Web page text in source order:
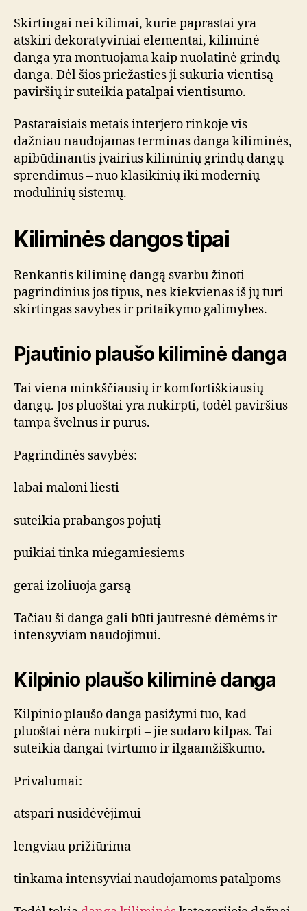
Skirtingai nei kilimai, kurie paprastai yra
atskiri dekoratyviniai elementai, kiliminė
danga yra montuojama kaip nuolatinė grindų
danga. Dėl šios priežasties ji sukuria vientisą
paviršių ir suteikia patalpai vientisumo.
Pastaraisiais metais interjero rinkoje vis
dažniau naudojamas terminas danga kiliminės,
apibūdinantis įvairius kiliminių grindų dangų
sprendimus – nuo klasikinių iki modernių
modulinių sistemų.
Kiliminės dangos tipai
Renkantis kiliminę dangą svarbu žinoti
pagrindinius jos tipus, nes kiekvienas iš jų turi
skirtingas savybes ir pritaikymo galimybes.
Pjautinio plaušo kiliminė danga
Tai viena minkščiausių ir komfortiškiausių
dangų. Jos pluoštai yra nukirpti, todėl paviršius
tampa švelnus ir purus.
Pagrindinės savybės:
labai maloni liesti
suteikia prabangos pojūtį
puikiai tinka miegamiesiems
gerai izoliuoja garsą
Tačiau ši danga gali būti jautresnė dėmėms ir
intensyviam naudojimui.
Kilpinio plaušo kiliminė danga
Kilpinio plaušo danga pasižymi tuo, kad
pluoštai nėra nukirpti – jie sudaro kilpas. Tai
suteikia dangai tvirtumo ir ilgaamžiškumo.
Privalumai:
atspari nusidėvėjimui
lengviau prižiūrima
tinkama intensyviai naudojamoms patalpoms